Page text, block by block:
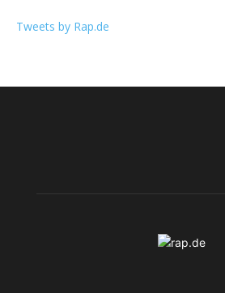
Tweets by Rap.de